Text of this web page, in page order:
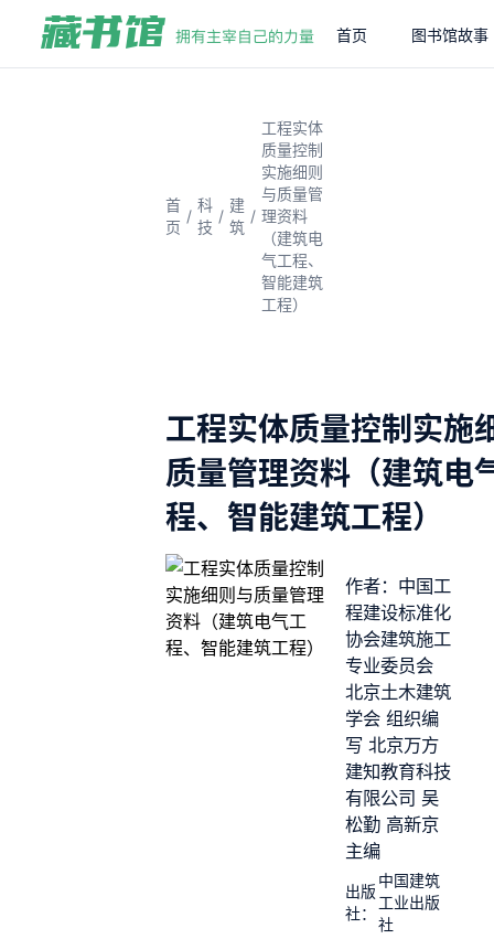
首页 图书馆故事
首
页
/
科
技
/
建
筑
/
工程实体
质量控制
实施细则
与质量管
理资料
（建筑电
气工程、
智能建筑
工程）
工程实体质量控制实施
质量管理资料（建筑电
程、智能建筑工程）
作者：中国工
程建设标准化
协会建筑施工
专业委员会
北京土木建筑
学会 组织编
写 北京万方
建知教育科技
有限公司 吴
松勤 高新京
主编
出版
社：
中国建筑
工业出版
社